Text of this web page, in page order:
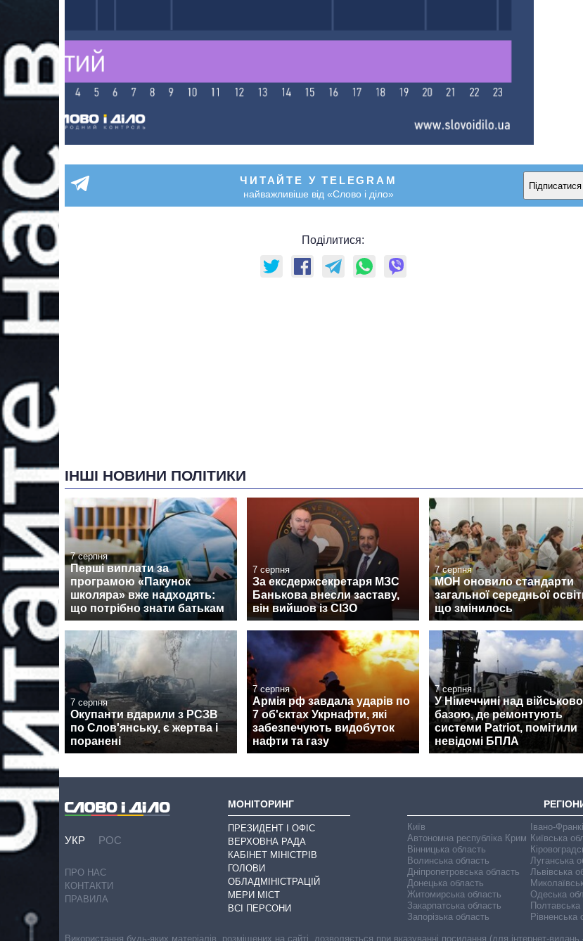
ЧИТАЙТЕ У TELEGRAM
найважливіше від «Слово і діло»
Підписатися
Поділитися:
ІНШІ НОВИНИ ПОЛІТИКИ
7 серпня
Перші виплати за
програмою «Пакунок
школяра» вже надходять:
що потрібно знати батькам
7 серпня
За ексдержсекретаря МЗС
Банькова внесли заставу,
він вийшов із СІЗО
7 серпня
МОН оновило стандарти
загальної середньої
що змінилось
7 серпня
Окупанти вдарили з РСЗВ
по Слов'янську, є жертва і
поранені
7 серпня
Армія рф завдала ударів по
7 об'єктах Укрнафти, які
забезпечують видобуток
нафти та газу
7 серпня
У Німеччині над
базою, де ремонтують
системи Patriot, помітили
невідомі БПЛА
УКР РОС
ПРО НАС
КОНТАКТИ
ПРАВИЛА
МОНІТОРИНГ
ПРЕЗИДЕНТ І ОФІС
ВЕРХОВНА РАДА
КАБІНЕТ МІНІСТРІВ
ГОЛОВИ
ОБЛАДМІНІСТРАЦІЙ
МЕРИ МІСТ
ВСІ ПЕРСОНИ
Київ
Автономна республіка Крим
Вінницька область
Волинська область
Дніпропетровська область
Донецька область
Житомирська область
Закарпатська область
Запорізька область
Івано-
Київська
Луганська
Львівська
Одеська
Полтавська
Рівненська
Використання будь-яких матеріалів, розміщених на сайті, дозволяється при вказуванні посилання (для інтернет-